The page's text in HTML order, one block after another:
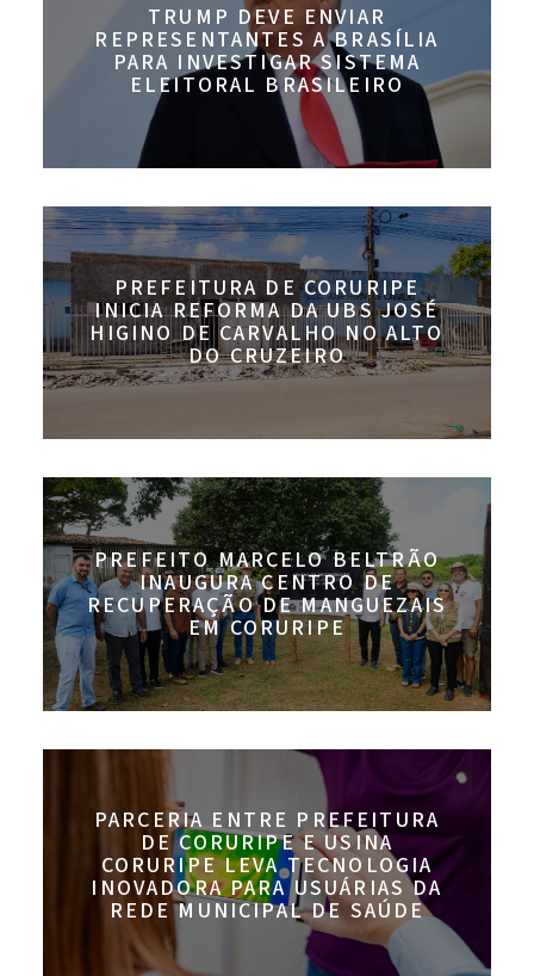
TRUMP DEVE ENVIAR
REPRESENTANTES A BRASÍLIA
PARA INVESTIGAR SISTEMA
ELEITORAL BRASILEIRO
PREFEITURA DE CORURIPE
INICIA REFORMA DA UBS JOSÉ
HIGINO DE CARVALHO NO ALTO
DO CRUZEIRO
PREFEITO MARCELO BELTRÃO
INAUGURA CENTRO DE
RECUPERAÇÃO DE MANGUEZAIS
EM CORURIPE
PARCERIA ENTRE PREFEITURA
DE CORURIPE E USINA
CORURIPE LEVA TECNOLOGIA
INOVADORA PARA USUÁRIAS DA
REDE MUNICIPAL DE SAÚDE